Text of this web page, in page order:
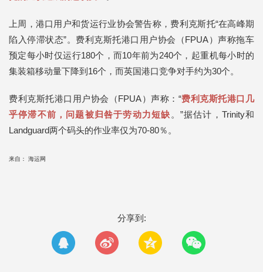
上周，港口用户和货运行业协会警告称，费利克斯托“在高峰期
陷入停滞状态”。费利克斯托港口用户协会（FPUA）声称拖车
预定每小时仅运行180个，而10年前为240个，起重机每小时的
集装箱移动量下降到16个，而英国港口竞争对手约为30个。
费利克斯托港口用户协会（FPUA）声称：“费利克斯托港口几
乎停滞不前，问题被归咎于劳动力短缺 。”据估计，Trinity和
Landguard两个码头的作业率仅为70-80％。
来自： 海运网
分享到: